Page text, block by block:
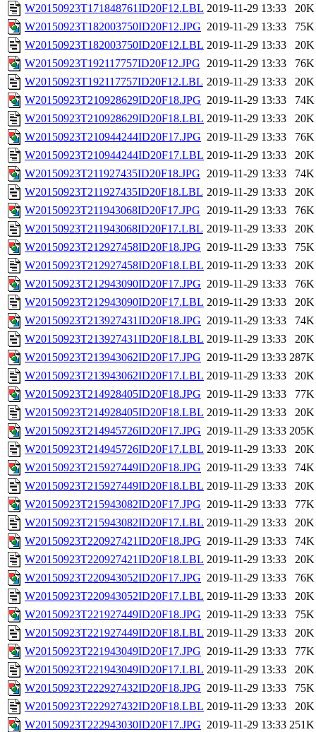
W20150923T171848761ID20F12.LBL 2019-11-29 13:33
20K
W20150923T182003750ID20F12.JPG 2019-11-29 13:33
75K
W20150923T182003750ID20F12.LBL 2019-11-29 13:33
20K
W20150923T192117757ID20F12.JPG 2019-11-29 13:33
76K
W20150923T192117757ID20F12.LBL 2019-11-29 13:33
20K
W20150923T210928629ID20F18.JPG 2019-11-29 13:33
74K
W20150923T210928629ID20F18.LBL 2019-11-29 13:33
20K
W20150923T210944244ID20F17.JPG 2019-11-29 13:33
76K
W20150923T210944244ID20F17.LBL 2019-11-29 13:33
20K
W20150923T211927435ID20F18.JPG 2019-11-29 13:33
74K
W20150923T211927435ID20F18.LBL 2019-11-29 13:33
20K
W20150923T211943068ID20F17.JPG 2019-11-29 13:33
76K
W20150923T211943068ID20F17.LBL 2019-11-29 13:33
20K
W20150923T212927458ID20F18.JPG 2019-11-29 13:33
75K
W20150923T212927458ID20F18.LBL 2019-11-29 13:33
20K
W20150923T212943090ID20F17.JPG 2019-11-29 13:33
76K
W20150923T212943090ID20F17.LBL 2019-11-29 13:33
20K
W20150923T213927431ID20F18.JPG 2019-11-29 13:33
74K
W20150923T213927431ID20F18.LBL 2019-11-29 13:33
20K
W20150923T213943062ID20F17.JPG 2019-11-29 13:33 287K
W20150923T213943062ID20F17.LBL 2019-11-29 13:33
20K
W20150923T214928405ID20F18.JPG 2019-11-29 13:33
77K
W20150923T214928405ID20F18.LBL 2019-11-29 13:33
20K
W20150923T214945726ID20F17.JPG 2019-11-29 13:33 205K
W20150923T214945726ID20F17.LBL 2019-11-29 13:33
20K
W20150923T215927449ID20F18.JPG 2019-11-29 13:33
74K
W20150923T215927449ID20F18.LBL 2019-11-29 13:33
20K
W20150923T215943082ID20F17.JPG 2019-11-29 13:33
77K
W20150923T215943082ID20F17.LBL 2019-11-29 13:33
20K
W20150923T220927421ID20F18.JPG 2019-11-29 13:33
74K
W20150923T220927421ID20F18.LBL 2019-11-29 13:33
20K
W20150923T220943052ID20F17.JPG 2019-11-29 13:33
76K
W20150923T220943052ID20F17.LBL 2019-11-29 13:33
20K
W20150923T221927449ID20F18.JPG 2019-11-29 13:33
75K
W20150923T221927449ID20F18.LBL 2019-11-29 13:33
20K
W20150923T221943049ID20F17.JPG 2019-11-29 13:33
77K
W20150923T221943049ID20F17.LBL 2019-11-29 13:33
20K
W20150923T222927432ID20F18.JPG 2019-11-29 13:33
75K
W20150923T222927432ID20F18.LBL 2019-11-29 13:33
20K
W20150923T222943030ID20F17.JPG 2019-11-29 13:33 251K